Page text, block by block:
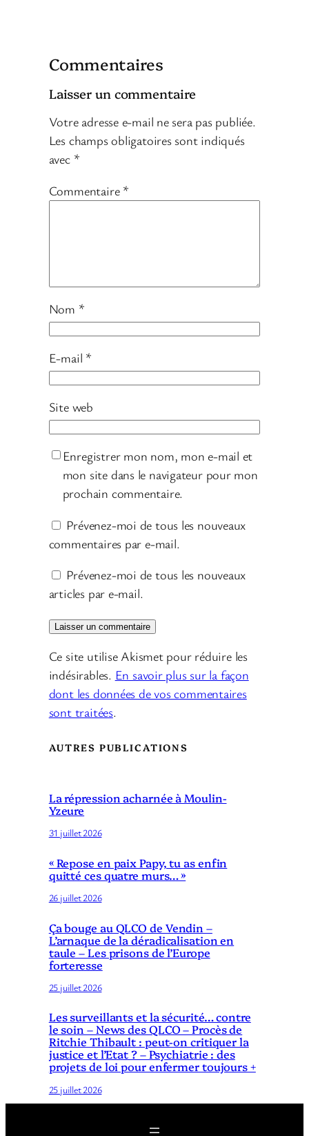
Commentaires
Laisser un commentaire
Votre adresse e-mail ne sera pas publiée.
Les champs obligatoires sont indiqués
avec *
Commentaire *
Nom *
E-mail *
Site web
Enregistrer mon nom, mon e-mail et
mon site dans le navigateur pour mon
prochain commentaire.
Prévenez-moi de tous les nouveaux
commentaires par e-mail.
Prévenez-moi de tous les nouveaux
articles par e-mail.
Ce site utilise Akismet pour réduire les
indésirables. En savoir plus sur la façon
dont les données de vos commentaires
sont traitées.
AUTRES PUBLICATIONS
La répression acharnée à Moulin-
Yzeure
31 juillet 2026
« Repose en paix Papy, tu as enfin
quitté ces quatre murs… »
26 juillet 2026
Ça bouge au QLCO de Vendin –
L’arnaque de la déradicalisation en
taule – Les prisons de l’Europe
forteresse
25 juillet 2026
Les surveillants et la sécurité… contre
le soin – News des QLCO – Procès de
Ritchie Thibault : peut-on critiquer la
justice et l’Etat ? – Psychiatrie : des
projets de loi pour enfermer toujours +
25 juillet 2026